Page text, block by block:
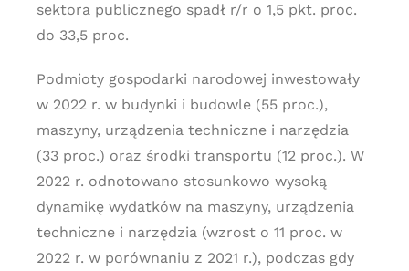
sektora publicznego spadł r/r o 1,5 pkt. proc.
do 33,5 proc.
Podmioty gospodarki narodowej inwestowały
w 2022 r. w budynki i budowle (55 proc.),
maszyny, urządzenia techniczne i narzędzia
(33 proc.) oraz środki transportu (12 proc.). W
2022 r. odnotowano stosunkowo wysoką
dynamikę wydatków na maszyny, urządzenia
techniczne i narzędzia (wzrost o 11 proc. w
2022 r. w porównaniu z 2021 r.), podczas gdy